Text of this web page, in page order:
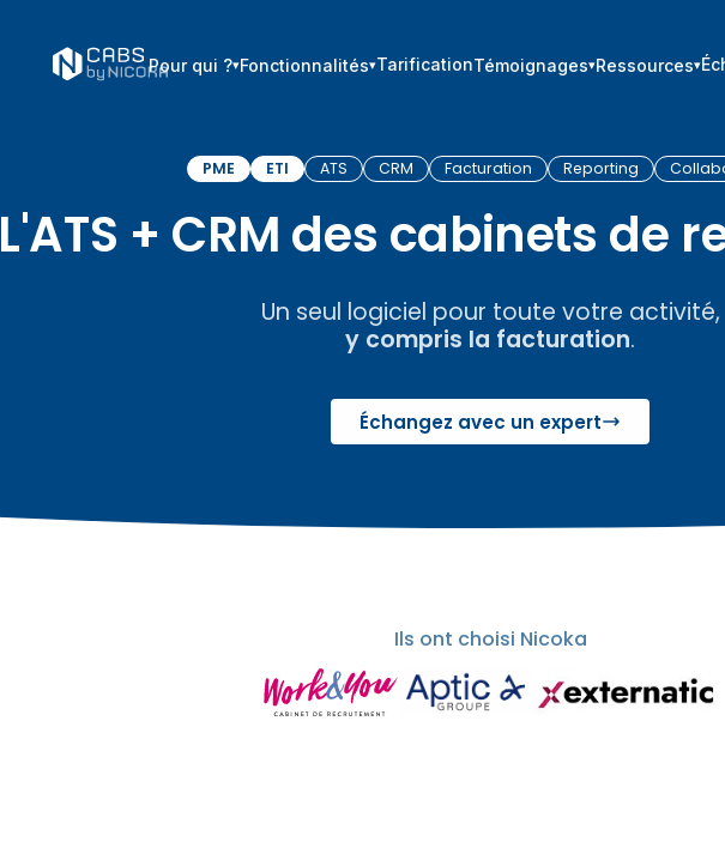
Pour qui ? Fonctionnalités TarificationTémoignages Ressources
PME ETI ATS CRM Facturation Reporting
L'ATS + CRM des cabinets de
Un seul logiciel pour toute votre activité,
y compris la facturation.
Échangez avec un expert
Ils ont choisi Nicoka